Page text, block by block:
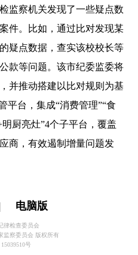
察机关发现了一些疑点数
件。比如，通过比对发现某
疑点数据，查实该校校长等
款等问题。该市纪委监委将
并推动搭建以比对规则为基
平台，集成“消费管理”“食
厨亮灶”4个子平台，覆盖
商，有效遏制增量问题发
| 电脑版
律检查委员会
监察委员会 版权所有
号